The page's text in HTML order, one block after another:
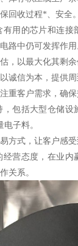
回收过程*、安全。
用的芯片和连接
路中仍可发挥作用
，以最大化其剩余
诚信为本，提供周
重客户需求，确保
包括大型仓储设
子料。
方式，让客户感受
营态度，在业内
关系。